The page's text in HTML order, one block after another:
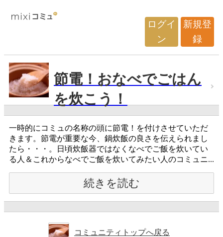
ログイ
ン
新規登
録
節電！おなべでごはん
を炊こう！
一時的にコミュの名称の頭に節電！を付けさせていただ
きます。節電が重要な今、鍋炊飯の良さを伝えられまし
たら・・・。日頃炊飯器ではなくなべでご飯を炊いてい
る人＆これからなべでご飯を炊いてみたい人のコミュニ...
続きを読む
コミュニティトップへ戻る